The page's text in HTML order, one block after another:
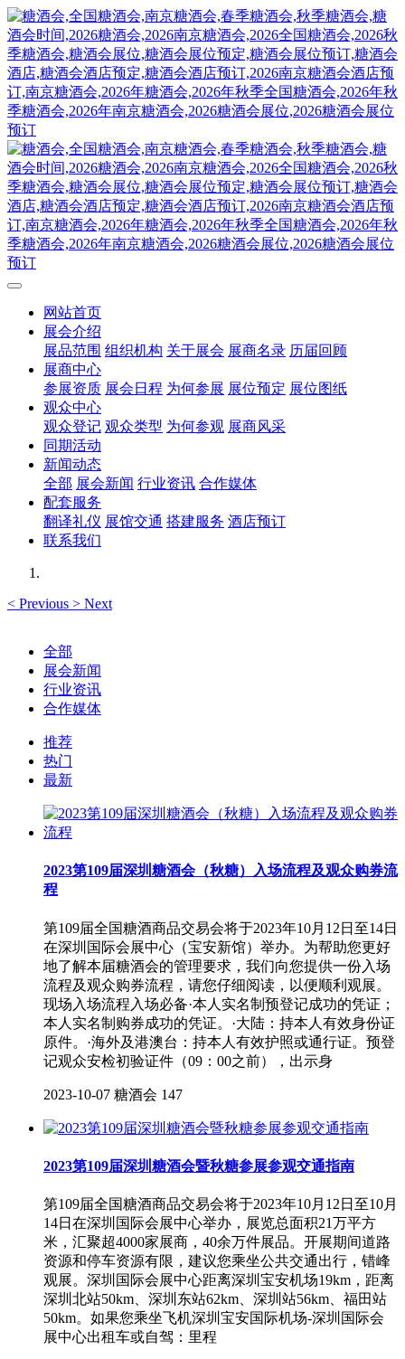
网站首页
展会介绍
展品范围 组织机构 关于展会 展商名录 历届回顾
展商中心
参展资质 展会日程 为何参展 展位预定 展位图纸
观众中心
观众登记 观众类型 为何参观 展商风采
同期活动
新闻动态
全部 展会新闻 行业资讯 合作媒体
配套服务
翻译礼仪 展馆交通 搭建服务 酒店预订
联系我们
< Previous > Next
全部
展会新闻
行业资讯
合作媒体
推荐
热门
最新
2023第109届深圳糖酒会（秋糖）入场流程及观众购券流
程
第109届全国糖酒商品交易会将于2023年10月12日至14日
在深圳国际会展中心（宝安新馆）举办。为帮助您更好
地了解本届糖酒会的管理要求，我们向您提供一份入场
流程及观众购券流程，请您仔细阅读，以便顺利观展。
现场入场流程入场必备·本人实名制预登记成功的凭证；
本人实名制购券成功的凭证。·大陆：持本人有效身份证
原件。·海外及港澳台：持本人有效护照或通行证。预登
记观众安检初验证件（09：00之前），出示身
2023-10-07 糖酒会 147
2023第109届深圳糖酒会暨秋糖参展参观交通指南
第109届全国糖酒商品交易会将于2023年10月12日至10月
14日在深圳国际会展中心举办，展览总面积21万平方
米，汇聚超4000家展商，40余万件展品。开展期间道路
资源和停车资源有限，建议您乘坐公共交通出行，错峰
观展。深圳国际会展中心距离深圳宝安机场19km，距离
深圳北站50km、深圳东站62km、深圳站56km、福田站
50km。如果您乘坐飞机深圳宝安国际机场-深圳国际会
展中心出租车或自驾：里程